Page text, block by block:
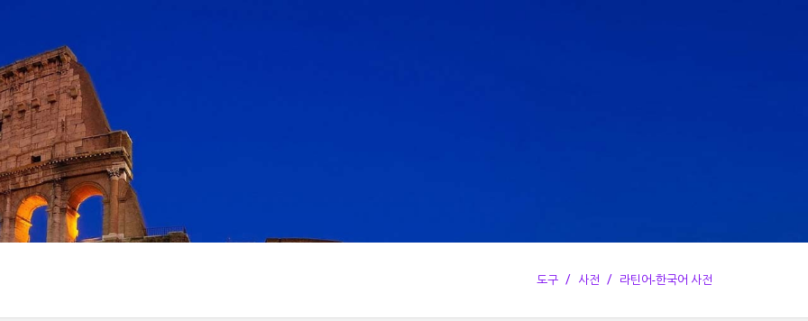
도구 사전 라틴어-한국어 사전